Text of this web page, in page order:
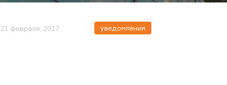
21 февраля, 2017 уведомления